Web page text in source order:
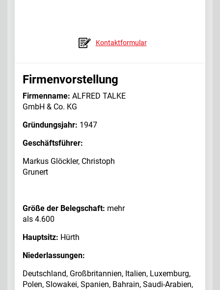
Kontaktformular
Firmenvorstellung
Firmenname: ALFRED TALKE
GmbH & Co. KG
Gründungsjahr: 1947
Geschäftsführer:
Markus Glöckler, Christoph
Grunert
Größe der Belegschaft: mehr
als 4.600
Hauptsitz: Hürth
Niederlassungen:
Deutschland, Großbritannien, Italien, Luxemburg,
Polen, Slowakei, Spanien, Bahrain, Saudi-Arabien,